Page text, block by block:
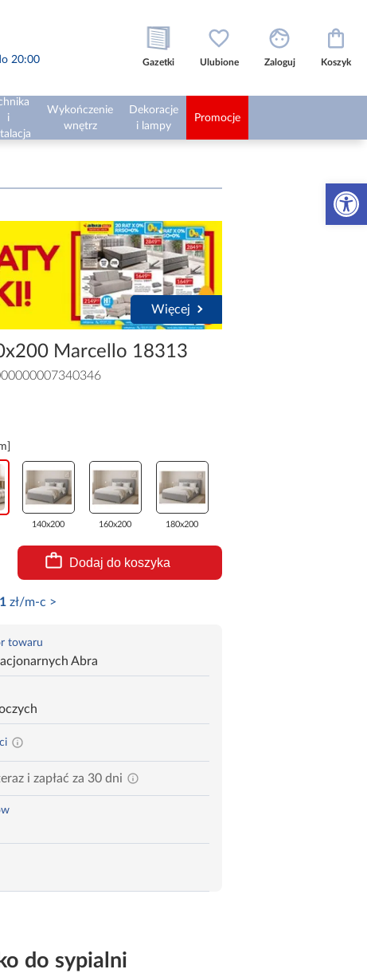
Otwórz
20:00 Gazetki Ulubione Zaloguj Koszyk
i
Wykończenie
wnętrz
Dekoracje
i lampy
Promocje
Więcej
Marcello 18313
140x200 160x200 180x200
Dodaj do koszyka
zł/m-c >
towaru
Abra
i zapłać za 30 dni
do sypialni